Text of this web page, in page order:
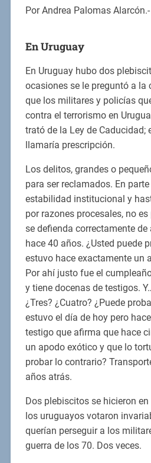
Por Andrea Palomas Alarcón.-
En Uruguay
En Uruguay hubo dos
ocasiones se le preguntó a la
que los militares y policías
contra el terrorismo en
trató de la Ley de Caducidad;
llamaría prescripción.
Los delitos, grandes o
para ser reclamados. En
estabilidad institucional y
por razones procesales, no
se defienda correctamente
hace 40 años. ¿Usted puede
estuvo hace exactamente un
Por ahí justo fue el
y tiene docenas de testigos.
¿Tres? ¿Cuatro? ¿Puede
estuvo el día de hoy pero
testigo que afirma que hace
un apodo exótico y que lo
probar lo contrario?
años atrás.
Dos plebiscitos se hicieron
los uruguayos votaron
querían perseguir a los
guerra de los 70. Dos veces.